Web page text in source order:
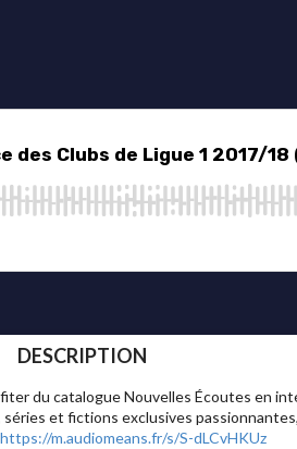
DESCRIPTION
du catalogue Nouvelles Écoutes en
et fictions exclusives
https://m.audiomeans.fr/s/S-dLCvHKUz